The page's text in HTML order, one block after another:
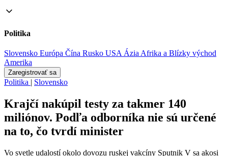
Politika
Slovensko Európa Čína Rusko USA ÁziaAfrika a Blízky východ
Amerika
Zaregistrovať sa
Politika | Slovensko
Krajčí nakúpil testy za takmer 140
miliónov. Podľa odborníka nie sú určené
na to, čo tvrdí minister
Vo svetle udalostí okolo dovozu ruskej vakcíny Sputnik V sa akosi